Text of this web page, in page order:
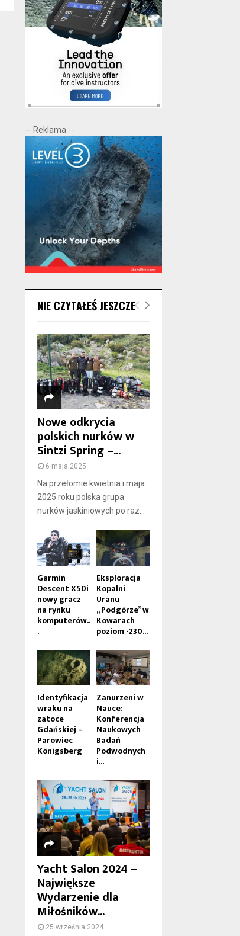
-- Reklama --
NIE CZYTAŁEŚ JESZCZE
Nowe odkrycia
polskich nurków w
Sintzi Spring –...
6 maja 2025
Na przełomie kwietnia i maja
2025 roku polska grupa
nurków jaskiniowych po raz...
Garmin
Descent X50i
nowy gracz
na rynku
komputerów..
.
Eksploracja
Kopalni
Uranu
„Podgórze” w
Kowarach
poziom -230...
Identyfikacja
wraku na
zatoce
Gdańskiej –
Parowiec
Königsberg
Zanurzeni w
Nauce:
Konferencja
Naukowych
Badań
Podwodnych
i...
Yacht Salon 2024 –
Największe
Wydarzenie dla
Miłośników...
25 września 2024